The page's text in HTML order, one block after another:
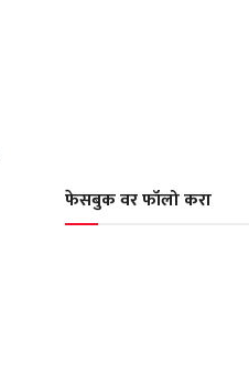
फेसबुक वर फॉलो करा